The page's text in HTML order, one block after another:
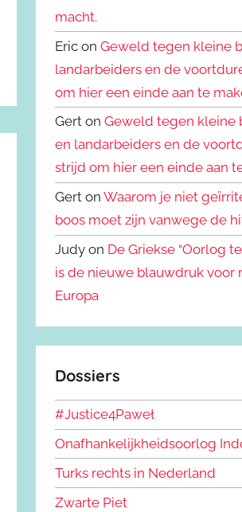
macht.
Eric onGeweld tegen kleine
landarbeiders en de
om hier een einde aan te
Gert onGeweld tegen kleine
en landarbeiders en de
strijd om hier een einde aan
Gert onWaarom je niet
boos moet zijn vanwege de
Judy on De Griekse “Oorlog
is de nieuwe blauwdruk voor
Europa
Dossiers
#Justice4Paweł
Onafhankelijkheidsoorlog
Turks rechts in Nederland
Zwarte Piet